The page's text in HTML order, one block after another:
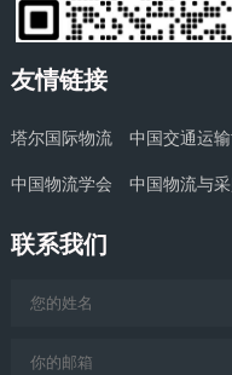
友情链接
塔尔国际物流 中国交通运
中国物流学会 中国物流与
联系我们